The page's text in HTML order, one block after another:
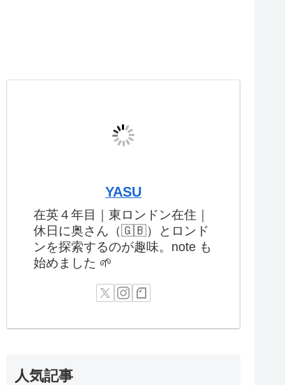
YASU
在英４年目｜東ロンドン在住｜
休日に奥さん（🇬🇧）とロンド
ンを探索するのが趣味。note も
始めました 🌱
人気記事